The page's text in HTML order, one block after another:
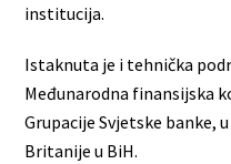
institucija.
Istaknuta je i tehnička
Međunarodna finansijska
Grupacije Svjetske banke,
Britanije u BiH.